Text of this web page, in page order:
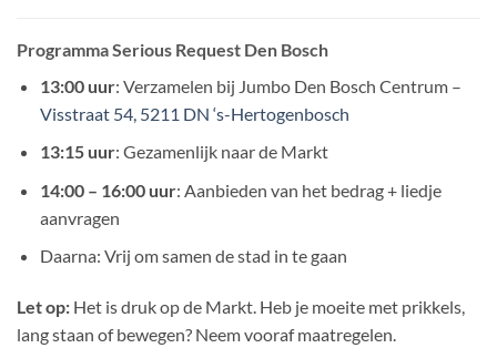
Programma Serious Request Den Bosch
13:00 uur: Verzamelen bij Jumbo Den Bosch Centrum –
Visstraat 54, 5211 DN ‘s-Hertogenbosch
13:15 uur: Gezamenlijk naar de Markt
14:00 – 16:00 uur: Aanbieden van het bedrag + liedje
aanvragen
Daarna: Vrij om samen de stad in te gaan
Let op: Het is druk op de Markt. Heb je moeite met prikkels,
lang staan of bewegen? Neem vooraf maatregelen.